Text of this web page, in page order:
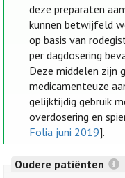
deze preparaten
kunnen betwijfeld
op basis van
per dagdosering
Deze middelen zijn
medicamenteuze
gelijktijdig gebruik
overdosering en
Folia juni 2019].
Oudere patiënten